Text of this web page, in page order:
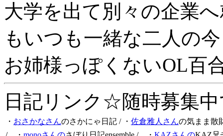
大学を出て別々の企業
もいつも一緒な二人の
お姉様っぽくないOL百
日記リンク☆随時募集
・ おさかなさんのさかにゃ日記 / ・ 佐倉雅人さんの気まま散